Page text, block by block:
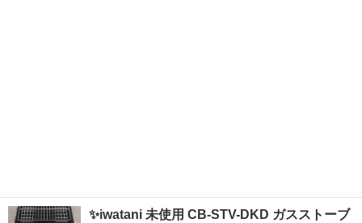
✨iwatani 未使用 CB-STV-DKD ガスストーブ